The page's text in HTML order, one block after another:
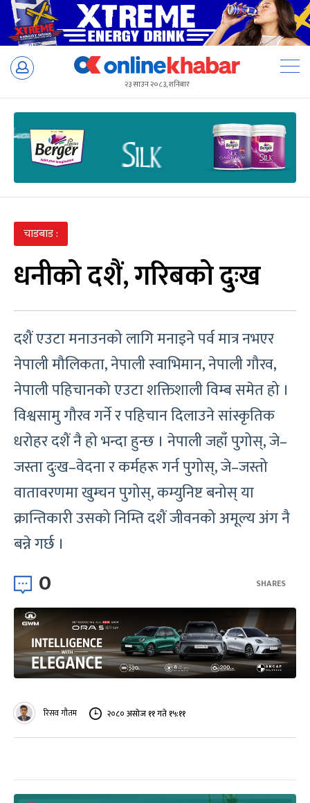
Skip
२३ साउन २०८३, शनिबार
चाडबाड :
धनीको दशैं, गरिबको दुःख
दशैं एउटा मनाउनको लागि मनाइने पर्व मात्र नभएर
नेपाली मौलिकता, नेपाली स्वाभिमान, नेपाली गौरव,
नेपाली पहिचानको एउटा शक्तिशाली विम्ब समेत हो ।
विश्वसामु गौरव गर्ने र पहिचान दिलाउने सांस्कृतिक
धरोहर दशैं नै हो भन्दा हुन्छ । नेपाली जहाँ पुगोस्, जे–
जस्ता दुःख–वेदना र कर्महरू गर्न पुगोस्, जे–जस्तो
वातावरणमा खुम्चन पुगोस्, कम्युनिष्ट बनोस् या
क्रान्तिकारी उसको निम्ति दशैं जीवनको अमूल्य अंग नै
बन्ने गर्छ ।
0 SHARES
रिसव गौतम २०८० असोज ११ गते १५:११